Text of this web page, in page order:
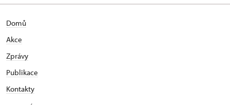
Domů
Akce
Zprávy
Publikace
Kontakty